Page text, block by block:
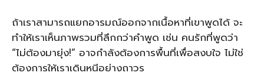
ถ้าเราสามารถแยกอารมณ์ออกจากเนื้อหาที่เขาพูดได้ จะ
ทำให้เราเห็นภาพรวมที่ลึกกว่าคำพูด เช่น คนรักที่พูดว่า
“ไม่ต้องมายุ่ง!” อาจกำลังต้องการพื้นที่เพื่อสงบใจ ไม่ใช่
ต้องการให้เราเดินหนีอย่างถาวร